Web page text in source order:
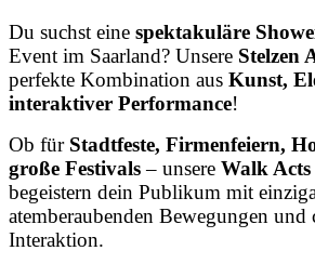
Du suchst eine spektakuläre
Event im Saarland? Unsere Stelzen
perfekte Kombination aus Kunst,
interaktiver Performance!
Ob für Stadtfeste, Firmenfeiern,
große Festivals– unsere Walk Acts
begeistern dein Publikum mit
atemberaubenden Bewegungen und
Interaktion.